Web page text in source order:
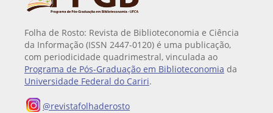
Folha de Rosto: Revista de Biblioteconomia e Ciência
da Informação (ISSN 2447-0120) é uma publicação,
com periodicidade quadrimestral, vinculada ao
Programa de Pós-Graduação em Biblioteconomia da
Universidade Federal do Cariri.
@revistafolhaderosto